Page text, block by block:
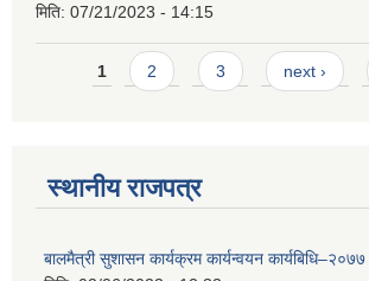
मिति: 07/21/2023 - 14:15
Pages
1 2 3 next ›
स्थानीय राजपत्र
बालमैत्री सुशासन कार्यक्रम कार्यन्वयन कार्यबिधि–२०७७